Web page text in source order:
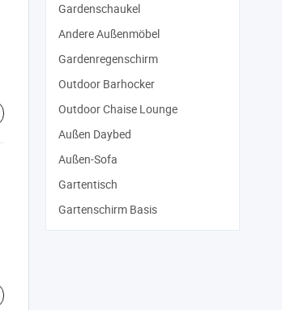
Gardenschaukel
Andere Außenmöbel
Gardenregenschirm
Outdoor Barhocker
Outdoor Chaise Lounge
Außen Daybed
Außen-Sofa
Gartentisch
Gartenschirm Basis